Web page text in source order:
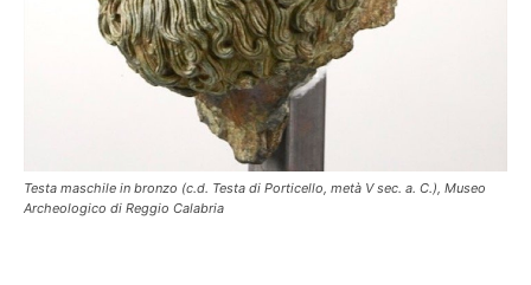
Testa maschile in bronzo (c.d. Testa di Porticello, metà V sec. a. C.), Museo
Archeologico di Reggio Calabria